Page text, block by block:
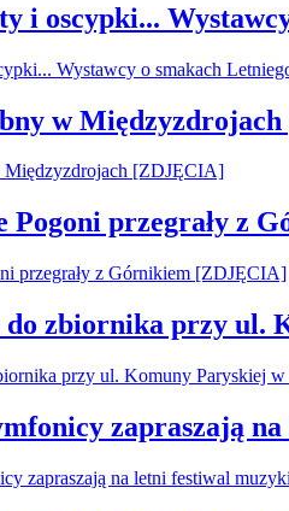
i oscypki...
w
Pogoni przegrały z
do zbiornika przy ul.
zapraszają